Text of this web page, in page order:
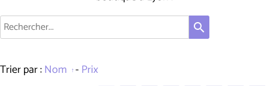
search
Trier par :Nom -Prix